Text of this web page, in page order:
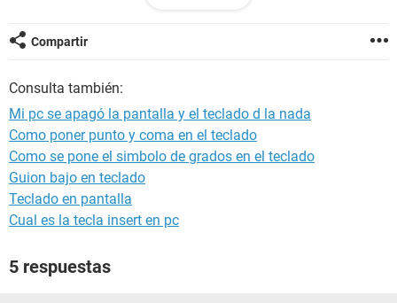
Compartir
Consulta también:
Mi pc se apagó la pantalla y el teclado d la nada
Como poner punto y coma en el teclado
Como se pone el simbolo de grados en el teclado
Guion bajo en teclado
Teclado en pantalla
Cual es la tecla insert en pc
5 respuestas